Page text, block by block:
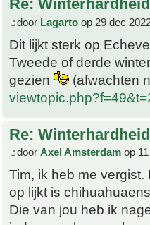
Re:
door Lagarto op 29 dec
Dit lijkt sterk op
Tweede of derde
gezien
(afwachten
Re:
door Axel Amsterdam op
Tim, ik heb me
op lijkt is
Die van jou heb ik